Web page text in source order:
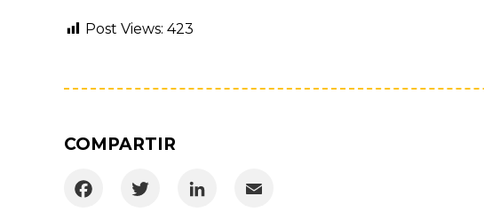
Post Views: 423
COMPARTIR
Facebook Twitter LinkedIn